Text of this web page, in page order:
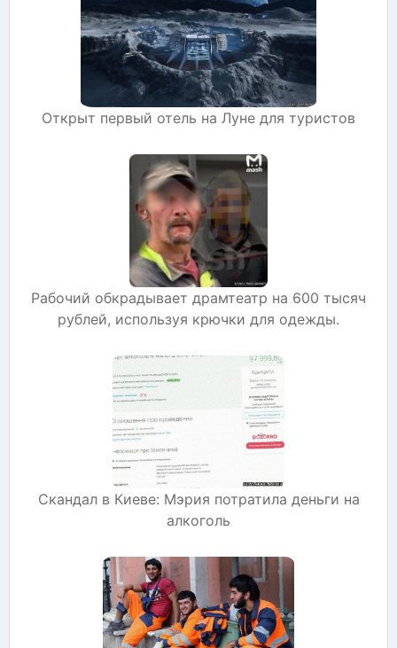
Открыт первый отель на Луне для туристов
Рабочий обкрадывает драмтеатр на 600 тысяч
рублей, используя крючки для одежды.
Скандал в Киеве: Мэрия потратила деньги на
алкоголь